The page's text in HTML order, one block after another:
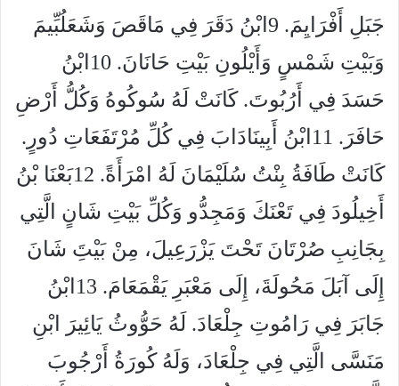
جَبَلِ أَفْرَايِمَ. 9ابْنُ دَقَرَ فِي مَاقَصَ وَشَعَلُبِّيمَ
وَبَيْتِ شَمْسٍ وَأَيْلُونِ بَيْتِ حَانَانَ. 10ابْنُ
حَسَدَ فِي أَرُبُوتَ. كَانَتْ لَهُ سُوكُوهُ وَكُلُّ أَرْضِ
حَافَرَ. 11ابْنُ أَبِينَادَابَ فِي كُلِّ مُرْتَفَعَاتِ دُورٍ.
كَانَتْ طَافَةُ بِنْتُ سُلَيْمَانَ لَهُ امْرَأَةً. 12بَعْنَا بْنُ
أَخِيلُودَ فِي تَعْنَكَ وَمَجِدُّو وَكُلِّ بَيْتِ شَانٍ الَّتِي
بِجَانِبِ صُرْتَانَ تَحْتَ يَزْرَعِيلَ، مِنْ بَيْتَِ شَانَ
إِلَى آبَلَ مَحُولَةَ، إِلَى مَعْبَرِ يَقْمَعَامَ. 13ابْنُ
جَابَرَ فِي رَامُوتِ جِلْعَادَ. لَهُ حَوُّوثُ يَائِيرَ ابْنِ
مَنَسَّى الَّتِي فِي جِلْعَادَ، وَلَهُ كُورَةُ أَرْجُوبَ